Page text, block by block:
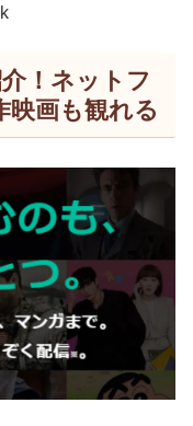
！ネットフ
映画も観れる